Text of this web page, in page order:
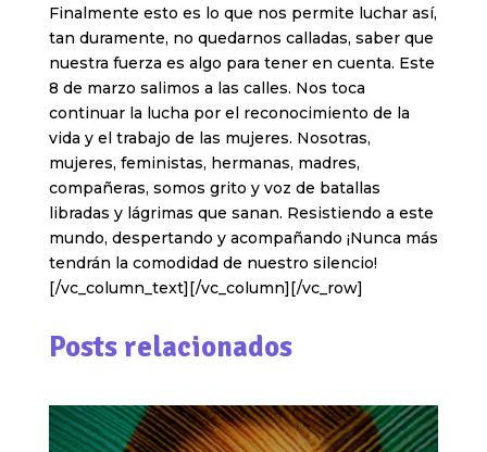
Finalmente esto es lo que nos permite luchar así,
tan duramente, no quedarnos calladas, saber que
nuestra fuerza es algo para tener en cuenta. Este
8 de marzo salimos a las calles. Nos toca
continuar la lucha por el reconocimiento de la
vida y el trabajo de las mujeres. Nosotras,
mujeres, feministas, hermanas, madres,
compañeras, somos grito y voz de batallas
libradas y lágrimas que sanan. Resistiendo a este
mundo, despertando y acompañando ¡Nunca más
tendrán la comodidad de nuestro silencio!
[/vc_column_text][/vc_column][/vc_row]
Posts relacionados